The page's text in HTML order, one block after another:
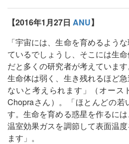
【2016年1月27日 ANU】
「宇宙には、生命を育めるよう
ているでしょうし、そこには生
だと多くの研究者が考えていま
生命体は弱く、生き残れるほど
ないと考えられます」（オース
Chopraさん）。「ほとんどの
す。生命を育める惑星を作るに
温室効果ガスを調節して表面温
ます」。